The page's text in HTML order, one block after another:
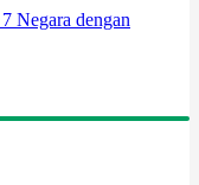
Negara dengan